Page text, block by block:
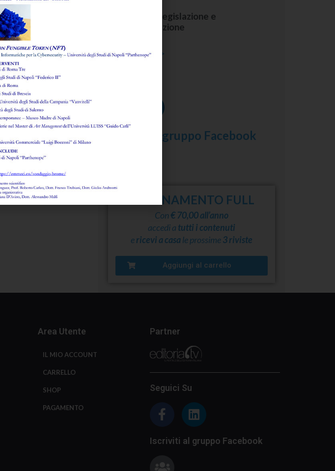
Rassegna di legislazione e
regolamentazione
Leggi l'abstract >
Iscriviti al gruppo Facebook
ABBONAMENTO FULL
Con € 70,00 all’anno
accedi a tutti i contenuti
ericevi a casale prossime3 riviste
Aggiungi al carrello
Area Utente
IL MIO ACCOUNT
CARRELLO
SHOP
PAGAMENTO
Partner
Seguici Su
Iscriviti al gruppo Facebook